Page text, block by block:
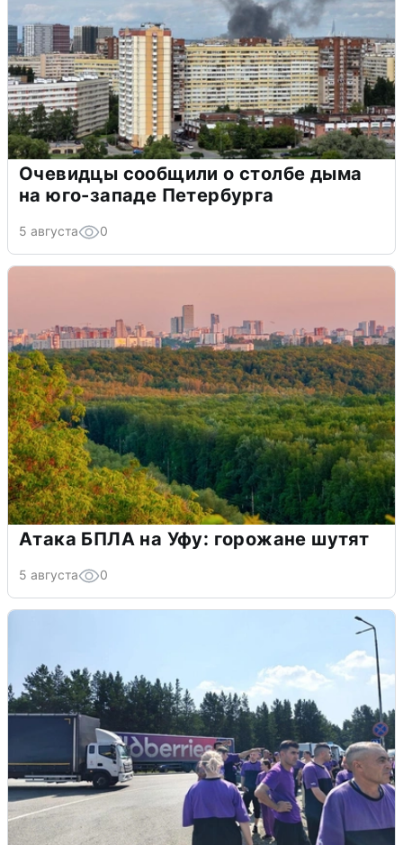
Очевидцы сообщили о столбе дыма
на юго-западе Петербурга
5 августа 0
Атака БПЛА на Уфу: горожане шутят
5 августа 0